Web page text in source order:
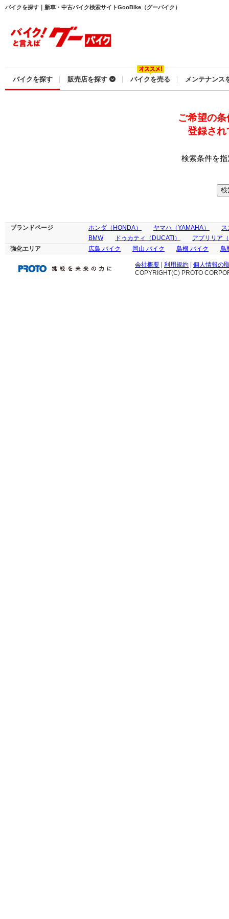
バイクを探す｜新車・中古バイク検索サイトGooBike（グーバイク）
バイクを探す 販売店を探す バイクを売る メンテナンス
ご希望の
登録され
検索条件を
ブランドページ ホンダ（HONDA） ヤマハ（YAMAHA）
ス
BMW
ドゥカティ（DUCATI）
アプリリア
強化エリア
広島 バイク 岡山 バイク 島根 バイク 鳥
会社概要 利用規約
個人情報の
COPYRIGHT(C) PROTO